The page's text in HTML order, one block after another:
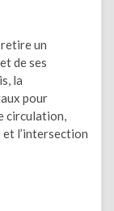
retire un
de ses
la
pour
circulation,
l’intersection